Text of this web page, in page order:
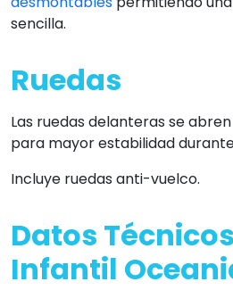
sencilla.
Ruedas
Las ruedas delanteras se
para mayor estabilidad
Incluye ruedas anti-vuelco.
Datos
Infantil